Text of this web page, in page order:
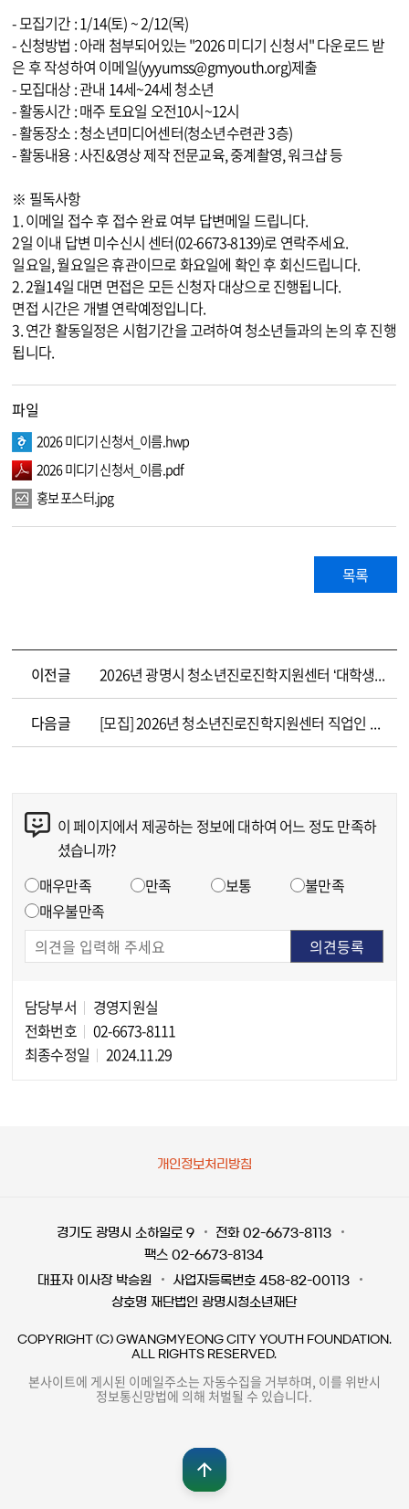
- 모집기간 : 1/14(토) ~ 2/12(목)
- 신청방법 : 아래 첨부되어있는 "2026 미디기 신청서" 다운로드 받
은 후 작성하여 이메일(yyyumss@gmyouth.org)제출
- 모집대상 : 관내 14세~24세 청소년
- 활동시간 : 매주 토요일 오전10시~12시
- 활동장소 : 청소년미디어센터(청소년수련관 3층)
- 활동내용 : 사진&영상 제작 전문교육, 중계촬영, 워크샵 등
※ 필독사항
1. 이메일 접수 후 접수 완료 여부 답변메일 드립니다.
2일 이내 답변 미수신시 센터(02-6673-8139)로 연락주세요.
일요일, 월요일은 휴관이므로 화요일에 확인 후 회신드립니다.
2. 2월14일 대면 면접은 모든 신청자 대상으로 진행됩니다.
면접 시간은 개별 연락예정입니다.
3. 연간 활동일정은 시험기간을 고려하여 청소년들과의 논의 후 진행
됩니다.
파일
2026 미디기 신청서_이름.hwp
2026 미디기 신청서_이름.pdf
홍보 포스터.jpg
목록
이전글 2026년 광명시 청소년진로진학지원센터 ‘대학생 멘토단(wave)’ 모집
다음글 [모집] 2026년 청소년진로진학지원센터 직업인 멘토 모집
이 페이지에서 제공하는 정보에 대하여 어느 정도 만족하
셨습니까?
매우만족 만족 보통
불만족
매우불만족
담당부서
경영지원실
전화번호
02-6673-8111
최종수정일
2024.11.29
개인정보처리방침
경기도 광명시 소하일로 9
전화 02-6673-8113
팩스 02-6673-8134
대표자 이사장 박승원
사업자등록번호 458-82-00113
상호명 재단법인 광명시청소년재단
COPYRIGHT (C) GWANGMYEONG CITY YOUTH FOUNDATION.
ALL RIGHTS RESERVED.
본사이트에 게시된 이메일주소는 자동수집을 거부하며, 이를 위반시
정보통신망법에 의해 처벌될 수 있습니다.